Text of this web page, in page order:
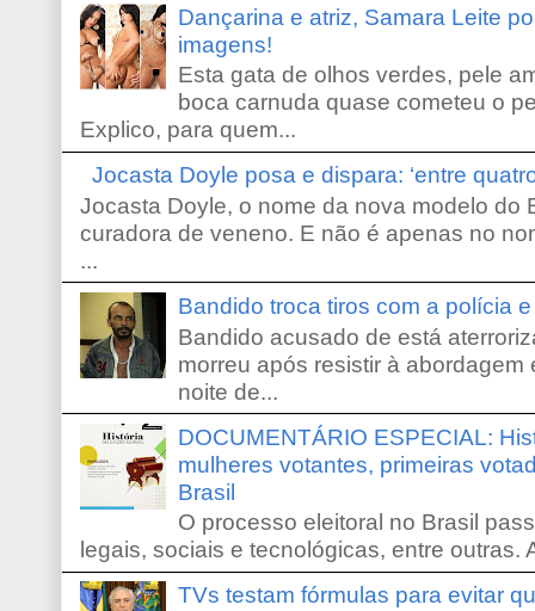
Dançarina e atriz, Samara Leite
imagens!
Esta gata de olhos verdes, pele
boca carnuda quase cometeu o
Explico, para quem...
Jocasta Doyle posa e dispara: ‘entre
Jocasta Doyle, o nome da nova modelo do
curadora de veneno. E não é apenas no
...
Bandido troca tiros com a polícia
Bandido acusado de está
morreu após resistir à
noite de...
DOCUMENTÁRIO ESPECIAL:
mulheres votantes, primeiras
Brasil
O processo eleitoral no Brasil
legais, sociais e tecnológicas, entre outras.
TVs testam fórmulas para evitar